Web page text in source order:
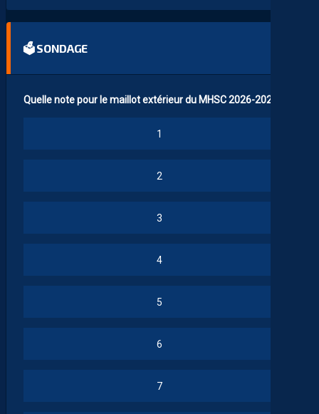
🗳 SONDAGE
Quelle note pour le maillot extérieur du MHSC 2026-2027 ?
1
2
3
4
5
6
7